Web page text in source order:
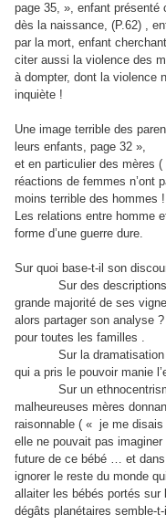
page 35, », enfant présenté
dès la naissance, (P.62) ,
par la mort, enfant
citer aussi la violence des
à dompter, dont la violence
inquiète !
Une image terrible des
leurs enfants, page 32 »,
et en particulier des mères
réactions de femmes n’ont
moins terrible des hommes !
Les relations entre homme
forme d’une guerre dure.
Sur quoi base-t-il son
Sur des descriptions
grande majorité de ses
alors partager son analyse
pour toutes les familles .
Sur la dramatisation du
qui a pris le pouvoir manie
Sur un ethnocentrisme
malheureuses mères
raisonnable ( « je me
elle ne pouvait pas
future de ce bébé … et
ignorer le reste du monde
allaiter les bébés portés
dégâts planétaires semble-